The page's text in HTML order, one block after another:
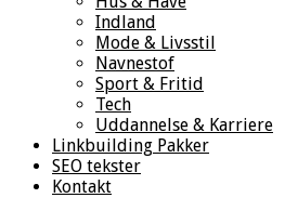
Indland
Mode & Livsstil
Navnestof
Sport & Fritid
Tech
Uddannelse & Karriere
Linkbuilding Pakker
SEO tekster
Kontakt